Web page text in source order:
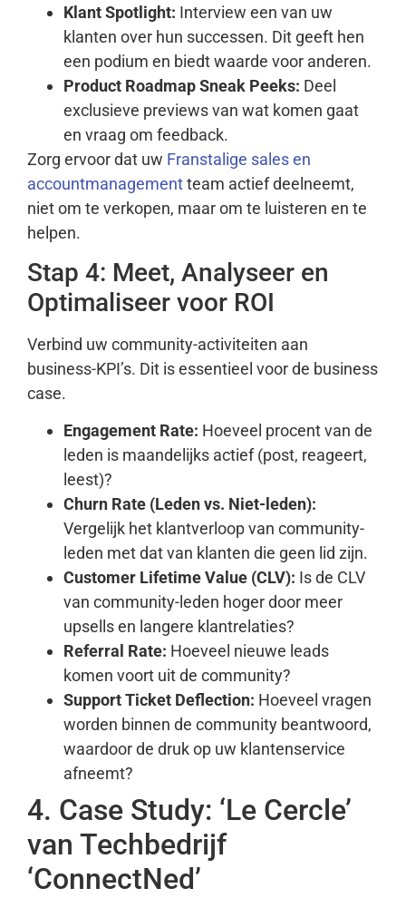
Klant Spotlight: Interview een van uw
klanten over hun successen. Dit geeft hen
een podium en biedt waarde voor anderen.
Product Roadmap Sneak Peeks: Deel
exclusieve previews van wat komen gaat
en vraag om feedback.
Zorg ervoor dat uw Franstalige sales en
accountmanagementteam actief deelneemt,
niet om te verkopen, maar om te luisteren en te
helpen.
Stap 4: Meet, Analyseer en
Optimaliseer voor ROI
Verbind uw community-activiteiten aan
business-KPI’s. Dit is essentieel voor de business
case.
Engagement Rate: Hoeveel procent van de
leden is maandelijks actief (post, reageert,
leest)?
Churn Rate (Leden vs. Niet-leden):
Vergelijk het klantverloop van community-
leden met dat van klanten die geen lid zijn.
Customer Lifetime Value (CLV): Is de CLV
van community-leden hoger door meer
upsells en langere klantrelaties?
Referral Rate: Hoeveel nieuwe leads
komen voort uit de community?
Support Ticket Deflection: Hoeveel vragen
worden binnen de community beantwoord,
waardoor de druk op uw klantenservice
afneemt?
4. Case Study: ‘Le Cercle’
van Techbedrijf
‘ConnectNed’